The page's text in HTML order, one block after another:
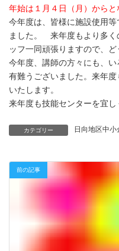
年始は１月４日（月）からと
今年度は、皆様に施設使用
ました。 来年度もより多く
ッフ一同頑張りますので、ど
今年度、講師の方々にも、い
有難うございました。来年
いたします。
来年度も技能センターを宜し
カテゴリー 日向地区中
前の記事